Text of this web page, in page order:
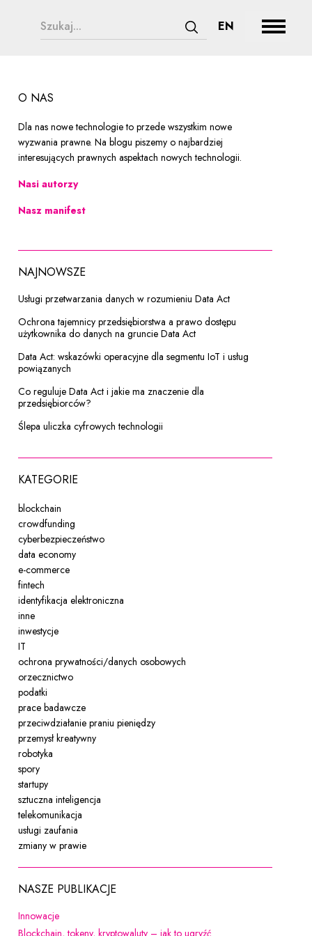
search form legend
Zatwierdź wyszukiwanie
EN CHANGERozwiń
O NAS
Dla nas nowe technologie to przede wszystkim nowe
wyzwania prawne. Na blogu piszemy o najbardziej
interesujących prawnych aspektach nowych technologii.
Nasi autorzy
Nasz manifest
NAJNOWSZE
Usługi przetwarzania danych w rozumieniu Data Act
Ochrona tajemnicy przedsiębiorstwa a prawo dostępu
użytkownika do danych na gruncie Data Act
Data Act: wskazówki operacyjne dla segmentu IoT i usług
powiązanych
Co reguluje Data Act i jakie ma znaczenie dla
przedsiębiorców?
Ślepa uliczka cyfrowych technologii
KATEGORIE
blockchain
crowdfunding
cyberbezpieczeństwo
data economy
e-commerce
fintech
identyfikacja elektroniczna
inne
inwestycje
IT
ochrona prywatności/danych osobowych
orzecznictwo
podatki
prace badawcze
przeciwdziałanie praniu pieniędzy
przemysł kreatywny
robotyka
spory
startupy
sztuczna inteligencja
telekomunikacja
usługi zaufania
zmiany w prawie
NASZE PUBLIKACJE
InnowacjeUwaga, link zostanie otwarty w nowym oknie
Blockchain, tokeny, kryptowaluty – jak to ugryźć